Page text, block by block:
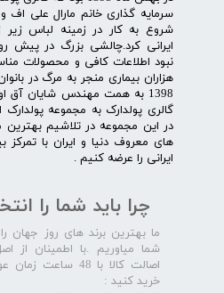
سرمایه گذاری خانم مارال علی اف
شروع به کار در زمینه لباس زیر
ایرانی کرد.چالشی بزرگ در پیش
نبود اطلاعات کافی و محصولات
هزاران بیماری منجر به مرگ در
1398 به همت مهندس شایان آق
گالری پولدارک به مجموعه پولدارک
در این مجموعه در تلاشیم بهترین
های معروف دنیا و ایران با تمرکز
ایرانی را عرضه کنیم .​​​​​​​
چرا باید شما را
ما بهترین برند های روز جهان
شما میاوریم .با اطمینان از
اصالت کالا با 48
خرید کنید :